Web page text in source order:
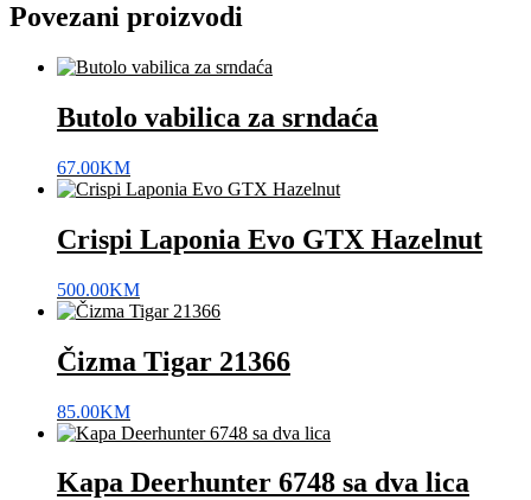
Povezani proizvodi
Butolo vabilica za srndaća
67.00KM
Crispi Laponia Evo GTX Hazelnut
500.00KM
Čizma Tigar 21366
85.00KM
Kapa Deerhunter 6748 sa dva lica